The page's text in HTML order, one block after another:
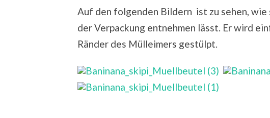
Auf den folgenden Bildern ist zu sehen,
der Verpackung entnehmen lässt. Er wird
Ränder des Mülleimers gestülpt.